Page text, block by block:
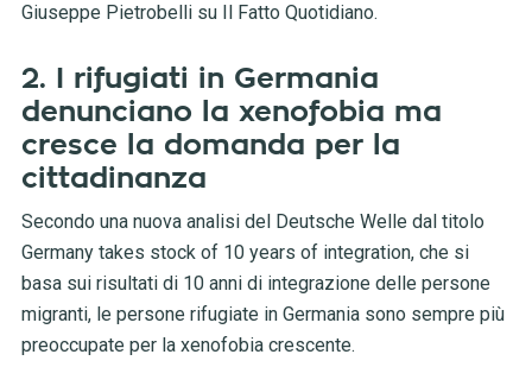
Giuseppe Pietrobelli su Il Fatto Quotidiano.
2. I rifugiati in Germania
denunciano la xenofobia ma
cresce la domanda per la
cittadinanza
Secondo una nuova analisi del Deutsche Welle dal titolo
Germany takes stock of 10 years of integration, che si
basa sui risultati di 10 anni di integrazione delle persone
migranti, le persone rifugiate in Germania sono sempre più
preoccupate per la xenofobia crescente.